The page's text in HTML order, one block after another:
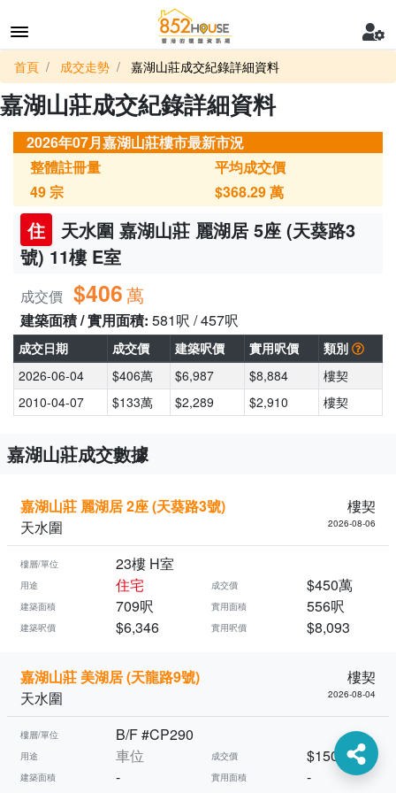
首頁 成交走勢 嘉湖山莊成交紀錄詳細資料
嘉湖山莊成交紀錄詳細資料
2026年07月嘉湖山莊樓市最新市況
整體註冊量
49宗
平均成交價
$368.29萬
住
天水圍 嘉湖山莊 麗湖居 5座 (天葵路3
號) 11樓 E室
成交價 $406萬
建築面積 / 實用面積: 581呎 / 457呎
成交日期 成交價 建築呎價 實用呎價
類別
2026-06-04
$406萬 $6,987 $8,884
樓契
2010-04-07
$133萬 $2,289 $2,910 樓契
嘉湖山莊成交數據
嘉湖山莊 麗湖居 2座 (天葵路3號)
樓契
天水圍
2026-08-06
樓層/單位 23樓 H室
用途 住宅 成交價 $450萬
建築面積 709呎 實用面積 556呎
建築呎價 $6,346 實用呎價 $8,093
嘉湖山莊 美湖居 (天龍路9號)
樓契
天水圍
2026-08-04
樓層/單位 B/F #CP290
用途 車位 成交價 $150萬
建築面積 - 實用面積 -